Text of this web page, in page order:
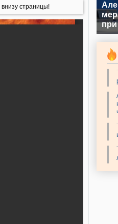
внизу страницы!